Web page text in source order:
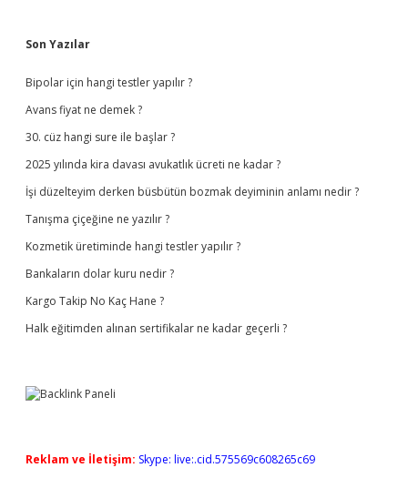
Sidebar
Son Yazılar
Bipolar için hangi testler yapılır ?
Avans fiyat ne demek ?
30. cüz hangi sure ile başlar ?
2025 yılında kira davası avukatlık ücreti ne kadar ?
İşi düzelteyim derken büsbütün bozmak deyiminin anlamı nedir ?
Tanışma çiçeğine ne yazılır ?
Kozmetik üretiminde hangi testler yapılır ?
Bankaların dolar kuru nedir ?
Kargo Takip No Kaç Hane ?
Halk eğitimden alınan sertifikalar ne kadar geçerli ?
Reklam ve İletişim: Skype: live:.cid.575569c608265c69